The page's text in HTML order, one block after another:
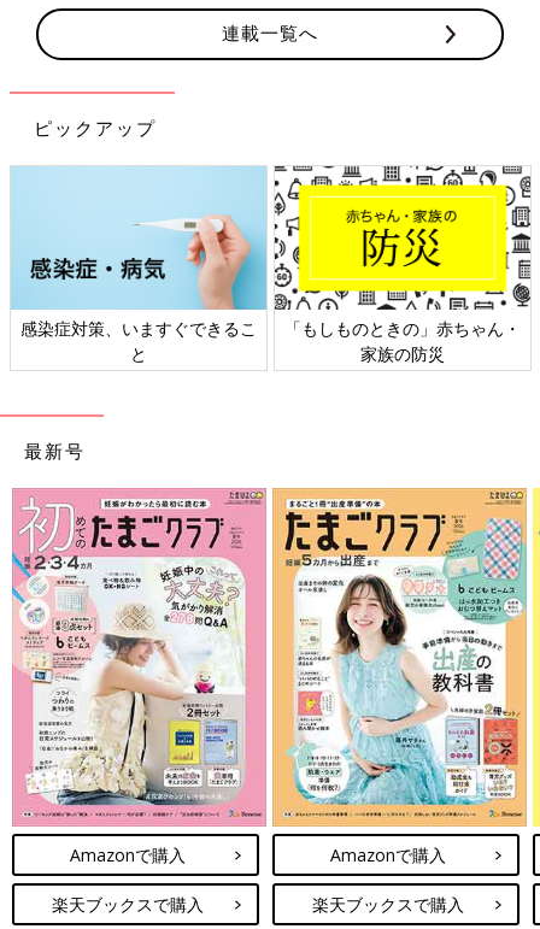
連載一覧へ
ピックアップ
感染症対策、いますぐできるこ
と
「もしものときの」赤ちゃん・
家族の防災
最新号
Amazonで購入
楽天ブックスで購入
Amazonで購入
楽天ブックスで購入